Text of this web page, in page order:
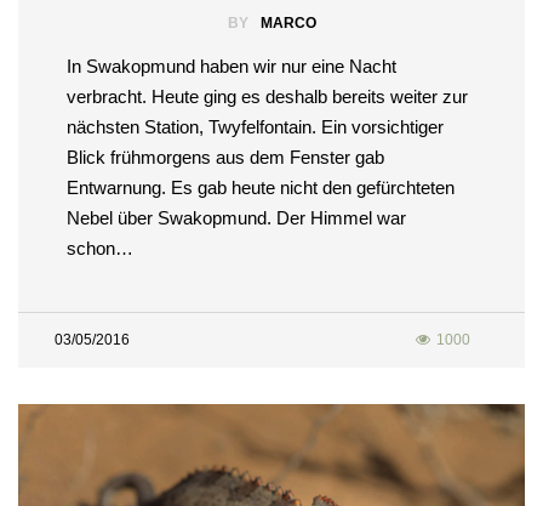
BY MARCO
In Swakopmund haben wir nur eine Nacht
verbracht. Heute ging es deshalb bereits weiter zur
nächsten Station, Twyfelfontain. Ein vorsichtiger
Blick frühmorgens aus dem Fenster gab
Entwarnung. Es gab heute nicht den gefürchteten
Nebel über Swakopmund. Der Himmel war
schon…
03/05/2016 1000